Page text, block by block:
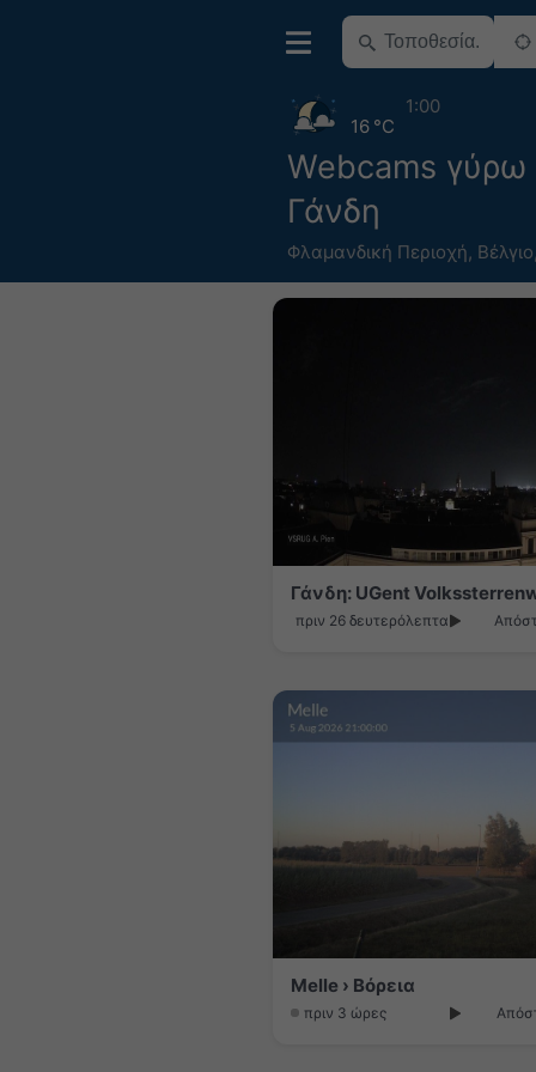
Webcams
Γάνδη
Φλαμανδική Περιοχή, Βέλγιο
16 °C
1:00
Γάνδη: UGent
πριν 26 δευτερόλεπτα
Melle › Βόρεια
πριν 3 ώρες